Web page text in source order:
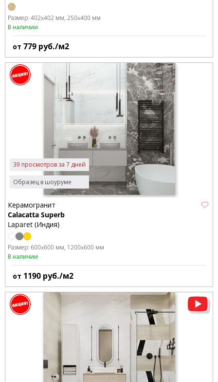
Размер: 402x402 мм 250x400 мм
В наличии
от 779 руб./м2
Образец в шоуруме
39 просмотров за 7 дней
Керамогранит
Calacatta Superb
Laparet (Индия)
Размер: 600x600 мм 1200x600 мм
В наличии
от 1190 руб./м2